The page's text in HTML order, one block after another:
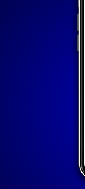
Mit dem Klick
über Cookies
servieren und
können wir
Werbung und
„anpassen”
festlegen. Dies
dem Klick auf
technisch